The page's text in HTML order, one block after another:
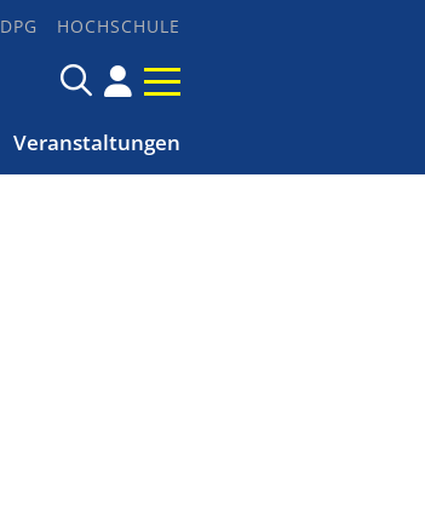
DPG HOCHSCHULE
Veranstaltungen